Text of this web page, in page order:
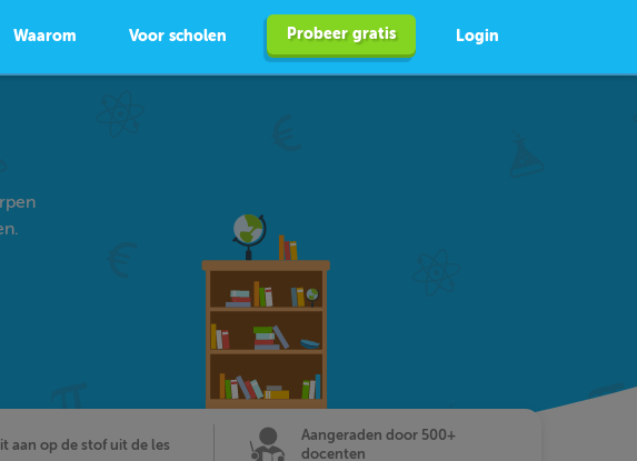
Waarom Voor scholen Probeer gratis Login
aan op de stof uit de les
Aangeraden door 500+
docenten